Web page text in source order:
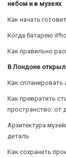
небом и в музеях
Как начать
Когда батарею
Как правильно
В Лондоне
Как спланировать
Как превратить
пространство: от
Архитектура
деталь
Как сохранить